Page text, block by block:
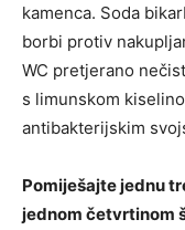
kamenca. Soda
borbi protiv
WC pretjerano
s limunskom
antibakterijskim
Pomiješajte jednu
jednom četvrtinom